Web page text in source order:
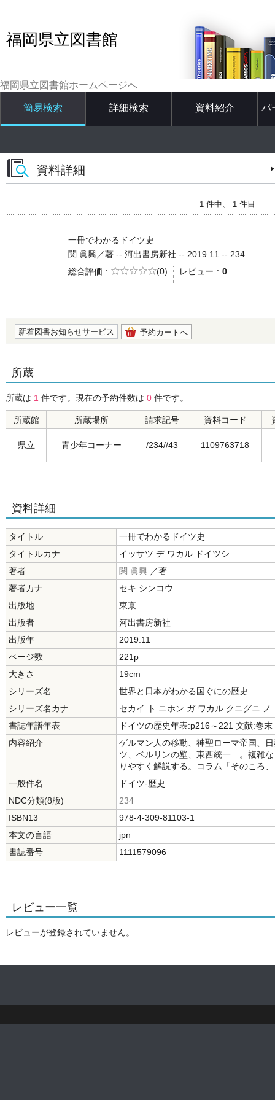
福岡県立図書館
福岡県立図書館ホームページへ
簡易検索 詳細検索 資料紹介 パ
資料詳細
1 件中、 1 件目
一冊でわかるドイツ史
関 眞興／著 -- 河出書房新社 -- 2019.11 -- 234
総合評価
5段階評価
(0) レビュー 0
新着図書お知らせサービス 予約カートへ
所蔵
所蔵は 1 件です。現在の予約件数は 0 件です。
所蔵館 所蔵場所 請求記号 資料コード
県立 青少年コーナー /234//43 1109763718
資料詳細
タイトル
一冊でわかるドイツ史
タイトルカナ
イッサツ デ ワカル ドイツシ
著者
関 眞興 ／著
著者カナ
セキ シンコウ
出版地
東京
出版者
河出書房新社
出版年
2019.11
ページ数
221p
大きさ
19cm
シリーズ名
世界と日本がわかる国ぐにの歴史
シリーズ名カナ
セカイ ト ニホン ガ ワカル クニグニ ノ
書誌年譜年表
ドイツの歴史年表:p216～221 文献:巻末
内容紹介
ゲルマン人の移動、神聖ローマ帝国、
ツ、ベルリンの壁、東西統一…。複雑
りやすく解説する。コラム「そのころ
一般件名
ドイツ-歴史
NDC分類(8版)
234
ISBN13
978-4-309-81103-1
本文の言語
jpn
書誌番号
1111579096
レビュー一覧
レビューが登録されていません。